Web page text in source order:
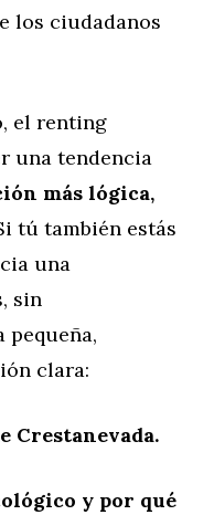
los ciudadanos
el renting
una tendencia
más lógica,
tú también estás
una
sin
clara:
Crestanevada.
y por qué